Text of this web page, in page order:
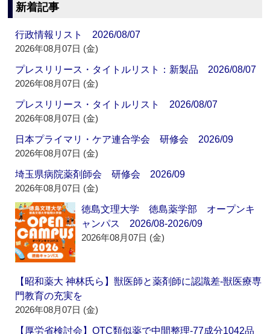
新着記事
行政情報リスト 2026/08/07
2026年08月07日 (金)
プレスリリース・タイトルリスト：新製品 2026/08/07
2026年08月07日 (金)
プレスリリース・タイトルリスト 2026/08/07
2026年08月07日 (金)
日本プライマリ・ケア連合学会 研修会 2026/09
2026年08月07日 (金)
埼玉県病院薬剤師会 研修会 2026/09
2026年08月07日 (金)
徳島文理大学 徳島薬学部 オープンキ
ャンパス 2026/08-2026/09
2026年08月07日 (金)
【昭和薬大 神林氏ら】獣医師と薬剤師に認識差‐獣医療専
門教育の充実を
2026年08月07日 (金)
【厚労省検討会】OTC類似薬で中間整理‐77成分1042品